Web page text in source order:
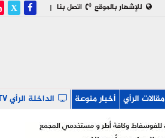
| اتصل بنا للإشهار بالموقع
مقالات الرأي أخبار منوعة الداخلة الرأي TV